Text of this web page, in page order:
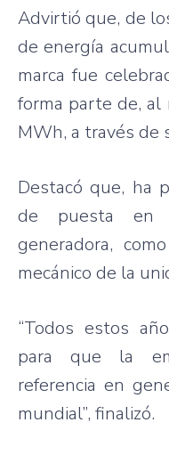
Advirtió que, de
de energía
marca fue
forma parte de,
MWh, a través de
Destacó que, ha
de puesta en
generadora,
mecánico de la
“Todos estos
para que la
referencia en
mundial”, finalizó.